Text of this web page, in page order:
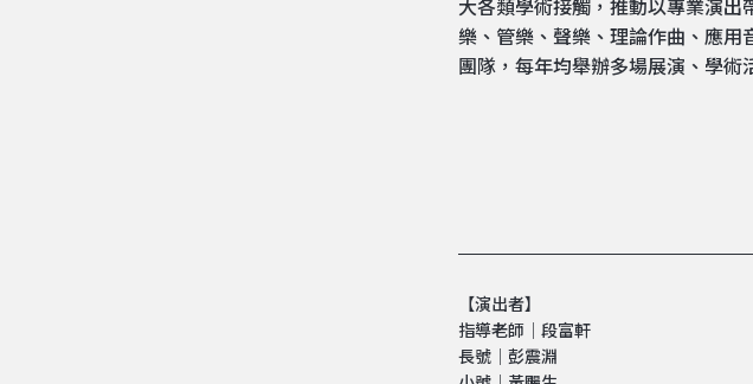
大各類學術接觸，推動以專業演出
樂、管樂、聲樂、理論作曲、應用
團隊，每年均舉辦多場展演、學術
【演出者】
指導老師│段富軒
長號│彭震淵